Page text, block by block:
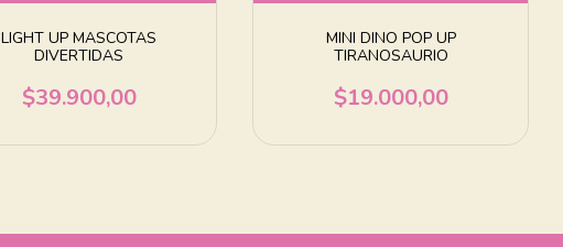
LIGHT UP MASCOTAS
DIVERTIDAS
$39.900,00
MINI DINO POP UP
TIRANOSAURIO
$19.000,00